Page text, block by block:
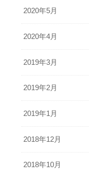
2020年5月
2020年4月
2019年3月
2019年2月
2019年1月
2018年12月
2018年10月